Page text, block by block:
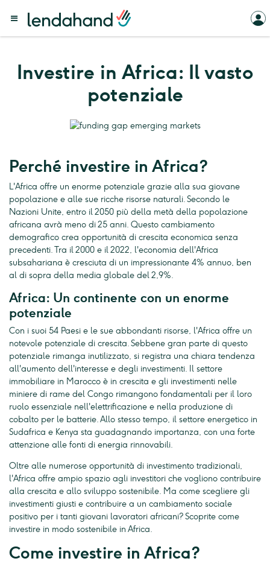
Investire in Africa: Il vasto
potenziale
Perché investire in Africa?
L'Africa offre un enorme potenziale grazie alla sua giovane
popolazione e alle sue ricche risorse naturali. Secondo le
Nazioni Unite, entro il 2050 più della metà della popolazione
africana avrà meno di 25 anni. Questo cambiamento
demografico crea opportunità di crescita economica senza
precedenti. Tra il 2000 e il 2022, l'economia dell'Africa
subsahariana è cresciuta di un impressionante 4% annuo, ben
al di sopra della media globale del 2,9%.
Africa: Un continente con un enorme
potenziale
Con i suoi 54 Paesi e le sue abbondanti risorse, l'Africa offre un
notevole potenziale di crescita. Sebbene gran parte di questo
potenziale rimanga inutilizzato, si registra una chiara tendenza
all'aumento dell'interesse e degli investimenti. Il settore
immobiliare in Marocco è in crescita e gli investimenti nelle
miniere di rame del Congo rimangono fondamentali per il loro
ruolo essenziale nell'elettrificazione e nella produzione di
cobalto per le batterie. Allo stesso tempo, il settore energetico in
Sudafrica e Kenya sta guadagnando importanza, con una forte
attenzione alle fonti di energia rinnovabili.
Oltre alle numerose opportunità di investimento tradizionali,
l'Africa offre ampio spazio agli investitori che vogliono contribuire
alla crescita e allo sviluppo sostenibile. Ma come scegliere gli
investimenti giusti e contribuire a un cambiamento sociale
positivo per i tanti giovani lavoratori africani? Scoprite come
investire in modo sostenibile in Africa.
Come investire in Africa?